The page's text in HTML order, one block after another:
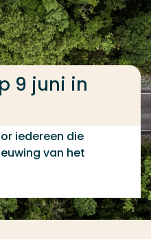
9 juni in
iedereen die
van het